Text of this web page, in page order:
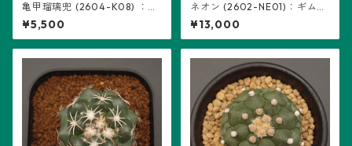
亀甲瑠璃兜 (2604-K08) ：ア
ストロフィツム属 ※実生
¥5,500
ネオン (2602-NE01)：ギムノ
カリキウム属 ※実生
¥13,000